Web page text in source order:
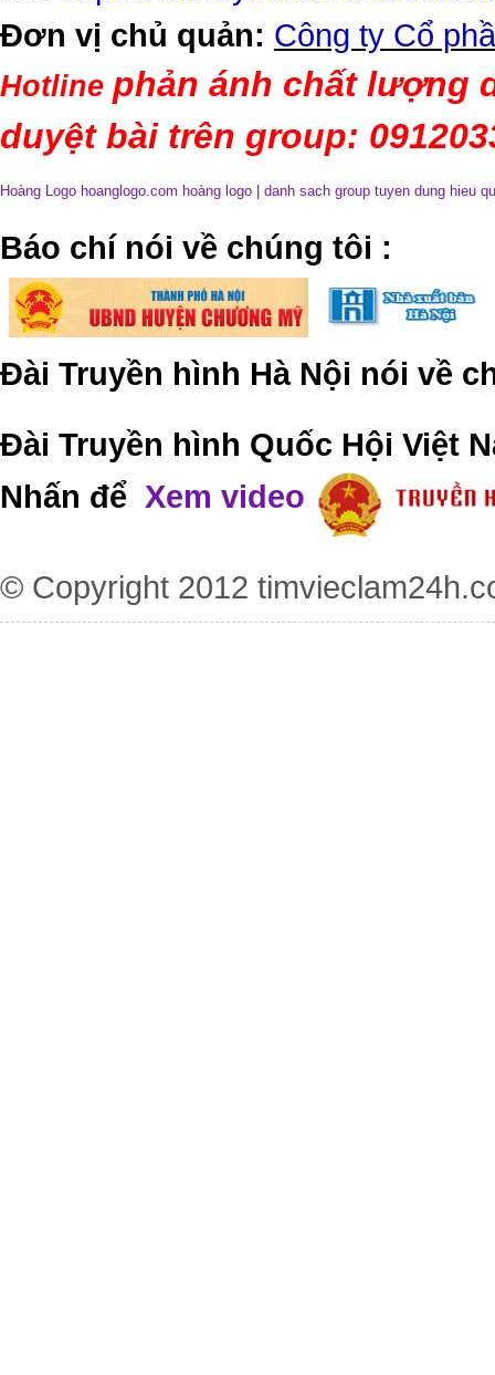
Đơn vị chủ quản: Công ty Cổ
Hotline phản ánh chất lượng
duyệt bài trên group:
Hoàng Logo hoanglogo.com hoàng logo danh sach group tuyen dung hieu
​Báo chí nói về chúng tôi :
Đài Truyền hình Hà Nội nói về
Đài Truyền hình Quốc Hội Việt
Nhấn để Xem video
© Copyright 2012